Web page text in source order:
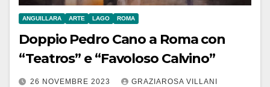
ANGUILLARA ARTE LAGO ROMA
Doppio Pedro Cano a Roma con
“Teatros” e “Favoloso Calvino”
26 NOVEMBRE 2023 GRAZIAROSA VILLANI